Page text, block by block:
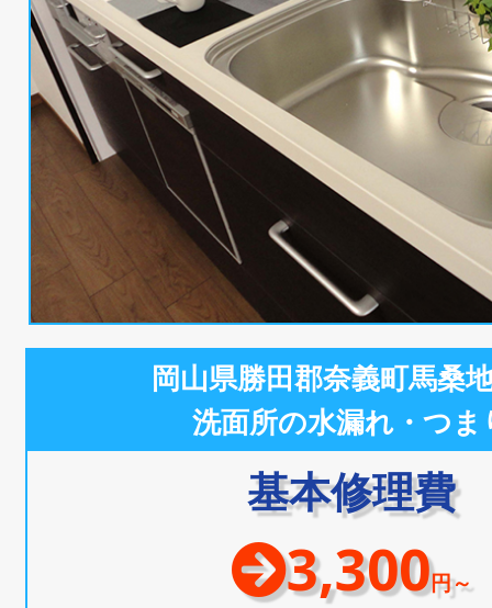
岡山県勝田郡奈義町馬桑
洗面所の水漏れ・つま
基本修理費
3,300円～